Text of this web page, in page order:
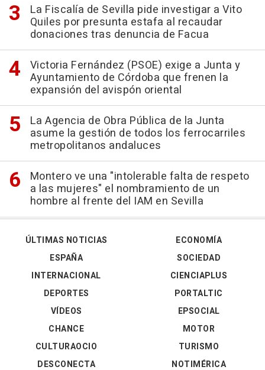
La Fiscalía de Sevilla pide investigar a Vito
Quiles por presunta estafa al recaudar
donaciones tras denuncia de Facua
Victoria Fernández (PSOE) exige a Junta y
Ayuntamiento de Córdoba que frenen la
expansión del avispón oriental
La Agencia de Obra Pública de la Junta
asume la gestión de todos los ferrocarriles
metropolitanos andaluces
Montero ve una "intolerable falta de respeto
a las mujeres" el nombramiento de un
hombre al frente del IAM en Sevilla
ÚLTIMAS NOTICIAS
ESPAÑA
INTERNACIONAL
DEPORTES
VÍDEOS
ECONOMÍA
SOCIEDAD
CIENCIAPLUS
PORTALTIC
EPSOCIAL
CHANCE
CULTURAOCIO
DESCONECTA
MOTOR
TURISMO
NOTIMÉRICA